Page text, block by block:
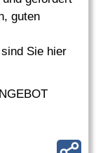
guten
Sie hier